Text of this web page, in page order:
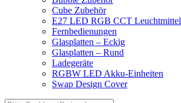
Cube Zubehör
E27 LED RGB CCT Leuchtmittel
Fernbedienungen
Glasplatten – Eckig
Glasplatten – Rund
Ladegeräte
RGBW LED Akku-Einheiten
Swap Design Cover